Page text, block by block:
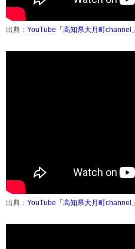
出典： YouTube「高知県大月町channel」
出典： YouTube「高知県大月町channel」